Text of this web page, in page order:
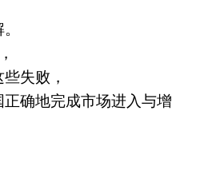
失败，
确地完成市场进入与增